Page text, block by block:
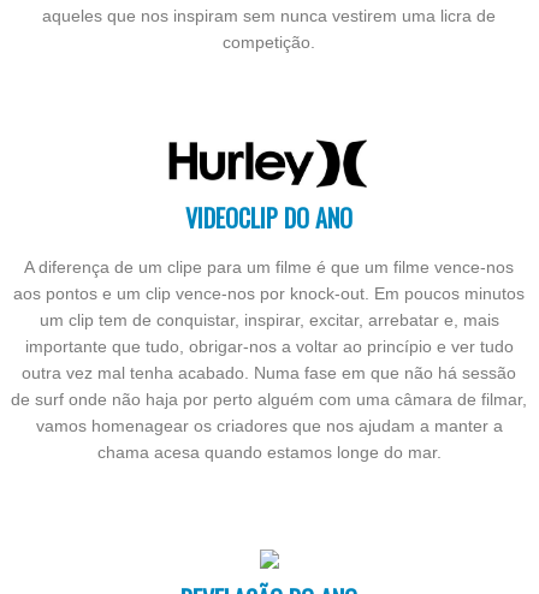
aqueles que nos inspiram sem nunca vestirem uma licra de
competição.
VIDEOCLIP DO ANO
A diferença de um clipe para um filme é que um filme vence-nos
aos pontos e um clip vence-nos por knock-out. Em poucos minutos
um clip tem de conquistar, inspirar, excitar, arrebatar e, mais
importante que tudo, obrigar-nos a voltar ao princípio e ver tudo
outra vez mal tenha acabado. Numa fase em que não há sessão
de surf onde não haja por perto alguém com uma câmara de filmar,
vamos homenagear os criadores que nos ajudam a manter a
chama acesa quando estamos longe do mar.